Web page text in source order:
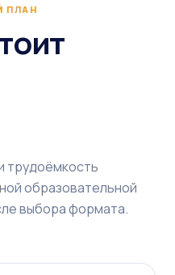
ПЛАН
трудоёмкость
образовательной
выбора формата.